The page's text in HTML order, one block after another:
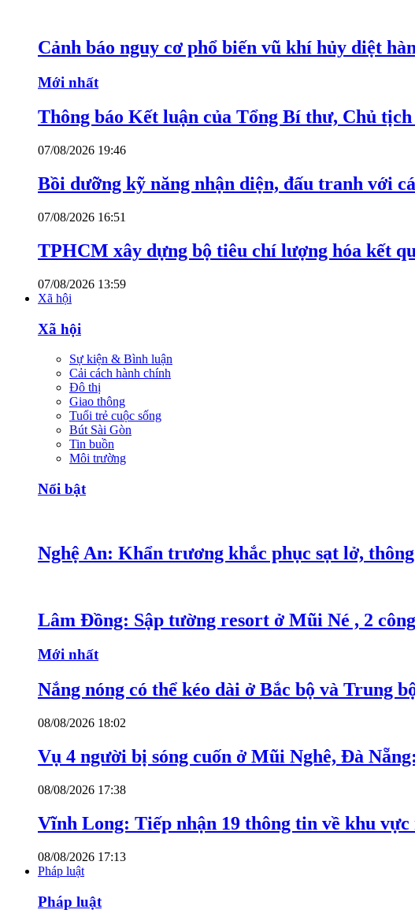
Cảnh báo nguy cơ phổ biến vũ khí hủy diệt
Mới nhất
Thông báo Kết luận của Tổng Bí thư, Chủ
07/08/2026 19:46
Bồi dưỡng kỹ năng nhận diện, đấu tranh với
07/08/2026 16:51
TPHCM xây dựng bộ tiêu chí lượng hóa kết
07/08/2026 13:59
Xã hội
Xã hội
Sự kiện & Bình luận
Cải cách hành chính
Đô thị
Giao thông
Tuổi trẻ cuộc sống
Bút Sài Gòn
Tin buồn
Môi trường
Nổi bật
Nghệ An: Khẩn trương khắc phục sạt lở,
Lâm Đồng: Sập tường resort ở Mũi Né , 2
Mới nhất
Nắng nóng có thể kéo dài ở Bắc bộ và Trung
08/08/2026 18:02
Vụ 4 người bị sóng cuốn ở Mũi Nghê, Đà
08/08/2026 17:38
Vĩnh Long: Tiếp nhận 19 thông tin về khu
08/08/2026 17:13
Pháp luật
Pháp luật